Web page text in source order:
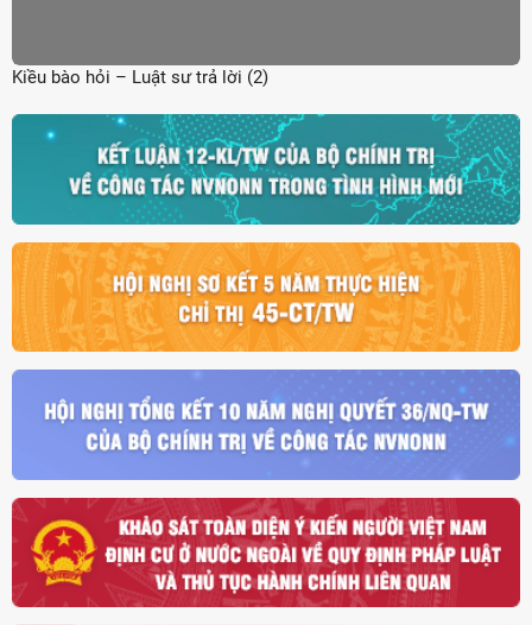
Kiều bào hỏi – Luật sư trả lời (2)